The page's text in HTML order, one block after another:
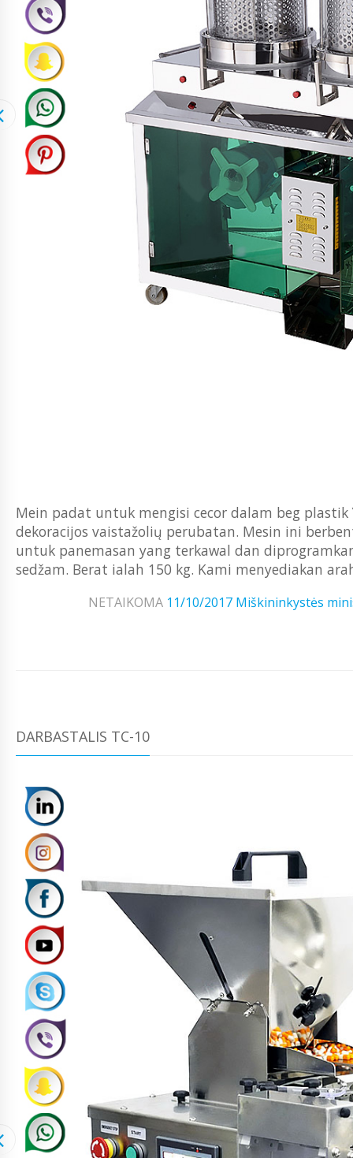
Mein padat untuk mengisi cecor dalam beg
dekoracijos vaistažolių perubatan. Mesin ini
untuk panemasan yang terkawal dan
sedžam. Berat ialah 150 kg. Kami menyediakan
NETAIKOMA 11/10/2017 Miškininkystės
DARBASTALIS TC-10